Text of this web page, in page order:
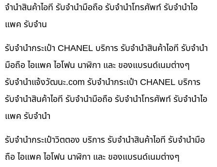
จำนำสินค้าไอที รับจำนำมือถือ รับจำนำโทรศัพท์ รับจำนำไอ
แพค รับจำน
รับจำนำกระเป๋า CHANEL บริการ รับจำนำสินค้าไอที รับจำนำ
มือถือ ไอแพค ไอโฟน นาฬิกา และ ของแบรนด์เนมต่างๆ
รับจํานําแจ้งวัฒนะ.com รับจำนำกระเป๋า CHANEL บริการ
รับจำนำสินค้าไอที รับจำนำมือถือ รับจำนำโทรศัพท์ รับจำนำไอ
แพค รับจำนำ
รับจำนำกระเป๋าวิตตอง บริการ รับจำนำสินค้าไอที รับจำนำมือ
ถือ ไอแพค ไอโฟน นาฬิกา และ ของแบรนด์เนมต่างๆ